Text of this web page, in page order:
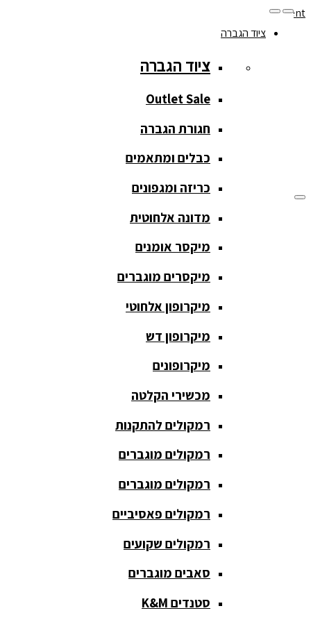
Skip to content
077-208-0290
מעקב הזמנות
ציוד הגברה
Outlet Sale
חגורת הגברה
כבלים
ומתאמים
כריזה
ומגפונים
מדונה
אלחוטית
מיקסר
מוגברים
מיקרופון
ציוד הגברה
ציוד הגברה
Outlet Sale
חגורת הגברה
כבלים ומתאמים
כריזה ומגפונים
מדונה אלחוטית
מיקסר אומנים
מיקסרים מוגברים
מיקרופון אלחוטי
מיקרופון דש
מיקרופונים
מכשירי הקלטה
רמקולים להתקנות
רמקולים מוגברים
רמקולים מוגברים
רמקולים פאסיביים
רמקולים שקועים
סאבים מוגברים
סטנדים K&M